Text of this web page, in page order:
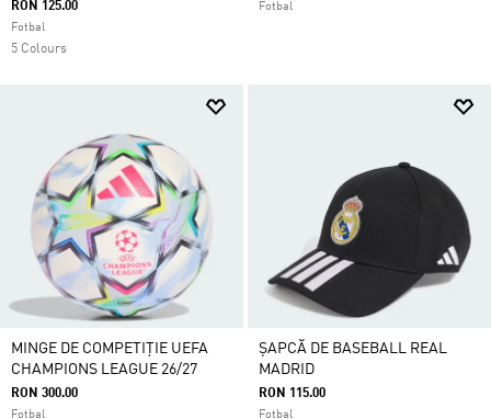
RON 125.00
Fotbal
5 Colours
Fotbal
MINGE DE COMPETIȚIE UEFA
CHAMPIONS LEAGUE 26/27
RON 300.00
Fotbal
ȘAPCĂ DE BASEBALL REAL
MADRID
RON 115.00
Fotbal